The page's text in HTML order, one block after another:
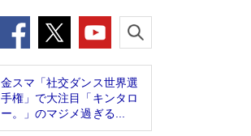
金スマ「社交ダンス世界選
手権」で大注目「キンタロ
ー。」のマジメ過ぎる...